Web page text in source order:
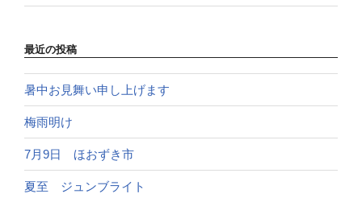
最近の投稿
暑中お見舞い申し上げます
梅雨明け
7月9日 ほおずき市
夏至 ジュンブライト